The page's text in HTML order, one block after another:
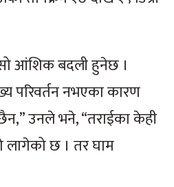
आंशिक बदली हुनेछ ।
परिवर्तन नभएका कारण
उनले भने, “तराईका केही
लागेको छ । तर घाम